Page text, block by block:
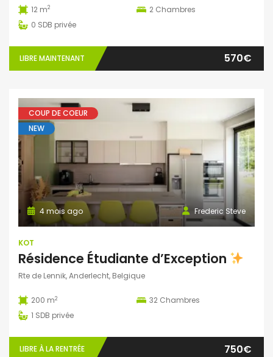
12 m2 2 Chambres
0 SDB privée
LIBRE MAINTENANT 570€
COUP DE COEUR
NEW
Frederic Steve
4 mois ago
KOT
Résidence Étudiante d’Exception
Rte de Lennik, Anderlecht, Belgique
200 m2 32 Chambres
1 SDB privée
LIBRE À LA RENTRÉE 750€